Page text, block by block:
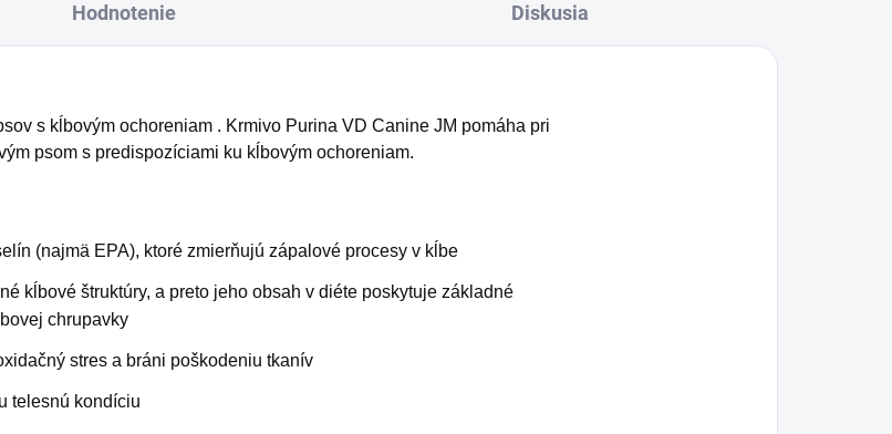
Hodnotenie Diskusia
s kĺbovým ochoreniam . Krmivo Purina VD Canine JM pomáha pri
psom s predispozíciami ku kĺbovým ochoreniam.
(najmä EPA), ktoré zmierňujú zápalové procesy v kĺbe
kĺbové štruktúry, a preto jeho obsah v diéte poskytuje základné
chrupavky
stres a bráni poškodeniu tkanív
telesnú kondíciu